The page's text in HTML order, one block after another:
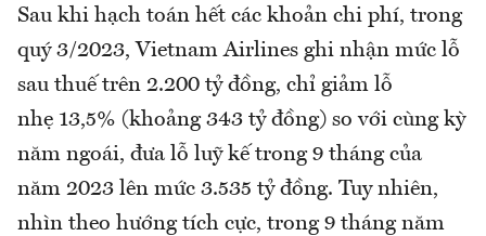
Sau khi hạch toán hết các khoản chi phí, trong
quý 3/2023, Vietnam Airlines ghi nhận mức lỗ
sau thuế trên 2.200 tỷ đồng, chỉ giảm lỗ
nhẹ 13,5% (khoảng 343 tỷ đồng) so với cùng kỳ
năm ngoái, đưa lỗ luỹ kế trong 9 tháng của
năm 2023 lên mức 3.535 tỷ đồng. Tuy nhiên,
nhìn theo hướng tích cực, trong 9 tháng năm